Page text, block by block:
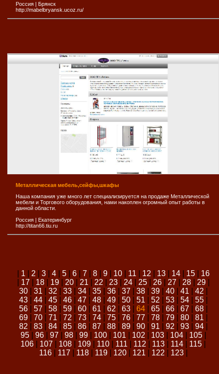
Россия | Брянск
http://mabelbryansk.ucoz.ru/
Металлическая мебель,сейфы,шкафы
Наша компания уже много лет специализируется на продаже Металлической
мебели и Торгового оборудования, нами накоплен огромный опыт работы в
данной области.
Россия | Екатеринбург
http://titan66.tiu.ru
1 2 3| 4| 5| 6| 7| 8| 9| 10| 11 12 13| 14| 15| 16
17| 18| 19| 20| 21 22 23| 24| 25| 26| 27| 28| 29|
30| 31 32 33| 34| 35| 36| 37| 38| 39| 40| 41 42
43| 44| 45| 46| 47| 48| 49| 50| 51 52 53| 54| 55|
56| 57| 58| 59| 60| 61 62 63| 64| 65| 66| 67| 68|
69| 70| 71 72 73| 74| 75| 76| 77| 78| 79| 80| 81
82
83| 84| 85| 86| 87| 88| 89| 90| 91 92 93| 94|
95| 96| 97| 98| 99| 100| 101 102 103| 104| 105|
106
107 108 109 110 111 112 113 114 115
116| 117| 118| 119| 120| 121 122 123|